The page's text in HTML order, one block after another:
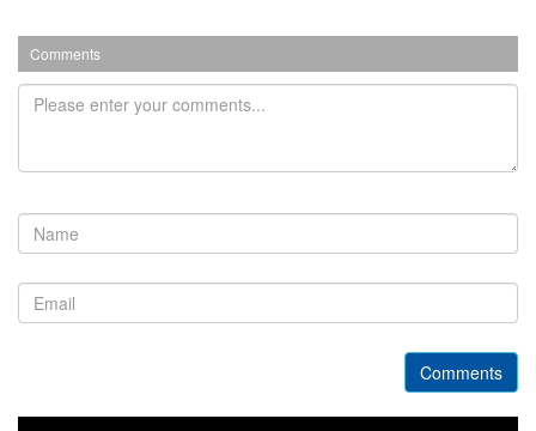
Comments
Comments